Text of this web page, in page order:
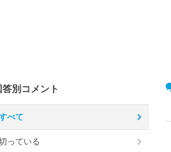
答別コメント
べて
っている